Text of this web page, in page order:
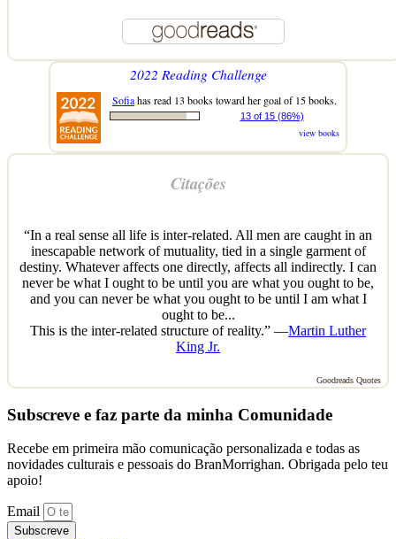
2022 Reading Challenge
Sofiahas read 13 books toward her goal of 15 books.
13 of 15 (86%)
view books
Citações
“In a real sense all life is inter-related. All men are caught in an
inescapable network of mutuality, tied in a single garment of
destiny. Whatever affects one directly, affects all indirectly. I can
never be what I ought to be until you are what you ought to be,
and you can never be what you ought to be until I am what I
ought to be...
This is the inter-related structure of reality.” —Martin Luther
King Jr.
Goodreads Quotes
Subscreve e faz parte da minha Comunidade
Recebe em primeira mão comunicação personalizada e todas as
novidades culturais e pessoais do BranMorrighan. Obrigada pelo teu
apoio!
Email
Subscreve